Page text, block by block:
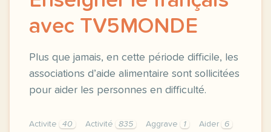
avec TV5MONDE
Plus que jamais, en cette période difficile, les
associations d’aide alimentaire sont sollicitées
pour aider les personnes en difficulté.
Activite 40 Activité 835 Aggrave 1 Aider
6